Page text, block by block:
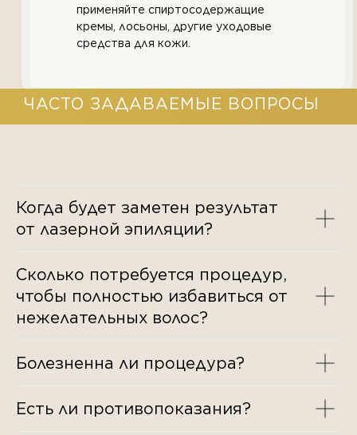
применяйте спиртосодержащие
кремы, лосьоны, другие уходовые
средства для кожи.
ЧАСТО ЗАДАВАЕМЫЕ ВОПРОСЫ
Когда будет заметен результат
от лазерной эпиляции?
Сколько потребуется процедур,
чтобы полностью избавиться от
нежелательных волос?
Болезненна ли процедура?
Есть ли противопоказания?